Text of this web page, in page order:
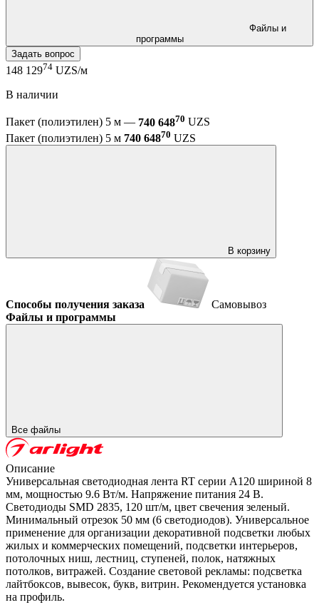
программы
Задать вопрос
148 12974 UZS/м
В наличии
Пакет (полиэтилен) 5 м — 740 64870 UZS
Пакет (полиэтилен) 5 м 740 64870 UZS
В корзину
Способы получения заказа
Самовывоз
Файлы и программы
Все файлы
Описание
Универсальная светодиодная лента RT серии A120 шириной 8
мм, мощностью 9.6 Вт/м. Напряжение питания 24 В.
Светодиоды SMD 2835, 120 шт/м, цвет свечения зеленый.
Минимальный отрезок 50 мм (6 светодиодов). Универсальное
применение для организации декоративной подсветки любых
жилых и коммерческих помещений, подсветки интерьеров,
потолочных ниш, лестниц, ступеней, полок, натяжных
потолков, витражей. Создание световой рекламы: подсветка
лайтбоксов, вывесок, букв, витрин. Рекомендуется установка
на профиль.